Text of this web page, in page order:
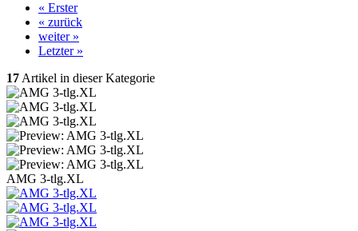
« Erster
« zurück
weiter »
Letzter »
17 Artikel in dieser Kategorie
AMG 3-tlg.XL